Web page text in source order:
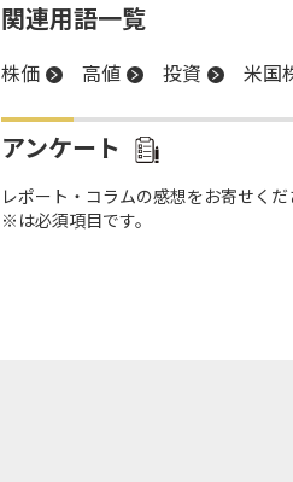
関連用語一覧
株価 高値 投資 米国
アンケート
レポート・コラムの感想をお寄せく
※は必須項目です。